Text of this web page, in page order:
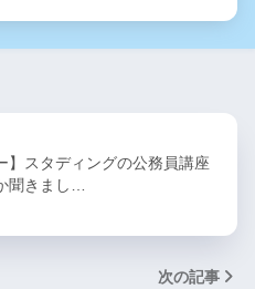
】スタディングの公務員講座
聞きまし…
次の記事